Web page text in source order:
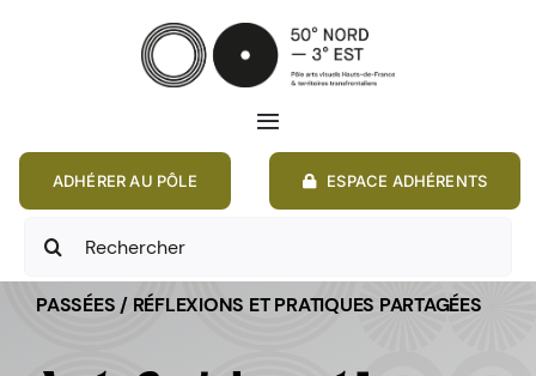
Toggle
Navigation
ADHÉRER AU PÔLE ESPACE ADHÉRENTS
Rechercher:
PASSÉES / RÉFLEXIONS ET PRATIQUES PARTAGÉES